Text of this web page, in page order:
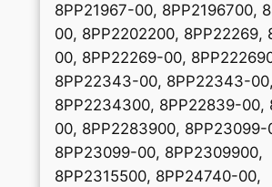
8PP21967-00, 8PP2196700,
00, 8PP2202200, 8PP22269,
00, 8PP22269-00,
8PP22343-00, 8PP22343-00,
8PP2234300, 8PP22839-00,
00, 8PP2283900, 8PP23099-
8PP23099-00, 8PP2309900,
8PP2315500, 8PP24740-00,